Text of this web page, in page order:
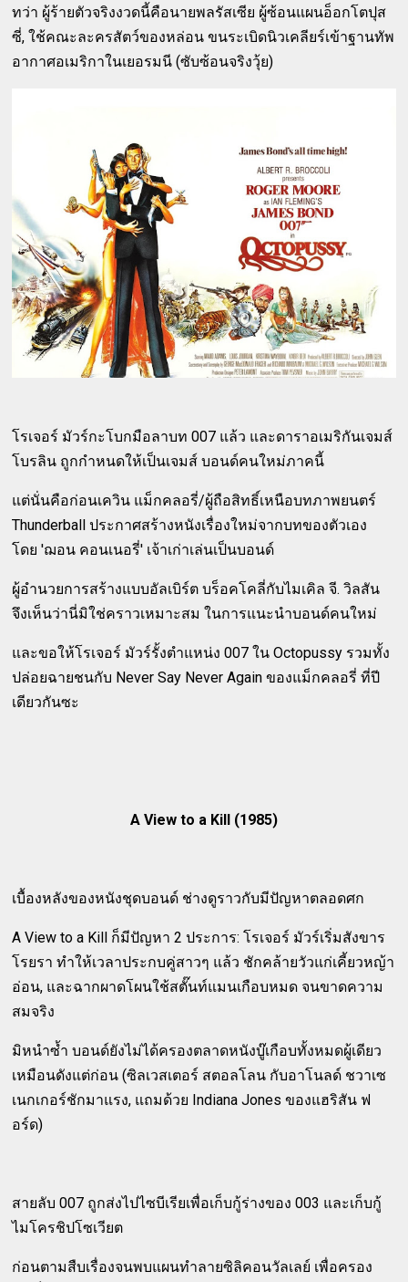
ทว่า ผู้ร้ายตัวจริงงวดนี้คือนายพลรัสเซีย ผู้ซ้อนแผนอ็อกโตปุส
ซี่, ใช้คณะละครสัตว์ของหล่อน ขนระเบิดนิวเคลียร์เข้าฐานทัพ
อากาศอเมริกาในเยอรมนี (ซับซ้อนจริงวุ้ย)
โรเจอร์ มัวร์กะโบกมือลาบท 007 แล้ว และดาราอเมริกันเจมส์
โบรลิน ถูกกำหนดให้เป็นเจมส์ บอนด์คนใหม่ภาคนี้
แต่นั่นคือก่อนเควิน แม็กคลอรี่/ผู้ถือสิทธิ์เหนือบทภาพยนตร์
Thunderball ประกาศสร้างหนังเรื่องใหม่จากบทของตัวเอง
โดย 'ฌอน คอนเนอรี่' เจ้าเก่าเล่นเป็นบอนด์
ผู้อำนวยการสร้างแบบอัลเบิร์ต บร็อคโคลี่กับไมเคิล จี. วิลสัน
จึงเห็นว่านี่มิใช่คราวเหมาะสม ในการแนะนำบอนด์คนใหม่
และขอให้โรเจอร์ มัวร์รั้งตำแหน่ง 007 ใน Octopussy รวมทั้ง
ปล่อยฉายชนกับ Never Say Never Again ของแม็กคลอรี่ ที่ปี
เดียวกันซะ
A View to a Kill (1985)
เบื้องหลังของหนังชุดบอนด์ ช่างดูราวกับมีปัญหาตลอดศก
A View to a Kill ก็มีปัญหา 2 ประการ: โรเจอร์ มัวร์เริ่มสังขาร
โรยรา ทำให้เวลาประกบคู่สาวๆ แล้ว ชักคล้ายวัวแก่เคี้ยวหญ้า
อ่อน, และฉากผาดโผนใช้สตั๊นท์แมนเกือบหมด จนขาดความ
สมจริง
มิหนำซ้ำ บอนด์ยังไม่ได้ครองตลาดหนังบู๊เกือบทั้งหมดผู้เดียว
เหมือนดังแต่ก่อน (ซิลเวสเตอร์ สตอลโลน กับอาโนลด์ ชวาเซ
เนกเกอร์ชักมาแรง, แถมด้วย Indiana Jones ของแฮริสัน ฟ
อร์ด)
สายลับ 007 ถูกส่งไปไซบีเรียเพื่อเก็บกู้ร่างของ 003 และเก็บกู้
ไมโครชิปโซเวียต
ก่อนตามสืบเรื่องจนพบแผนทำลายซิลิคอนวัลเลย์ เพื่อครอง